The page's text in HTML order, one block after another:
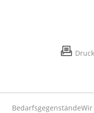
Bedarfsgegenstände